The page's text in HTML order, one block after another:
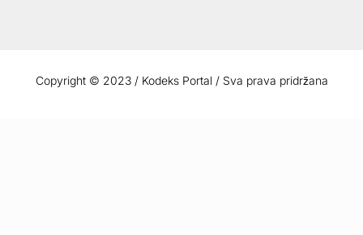
Copyright © 2023 / Kodeks Portal / Sva prava pridržana